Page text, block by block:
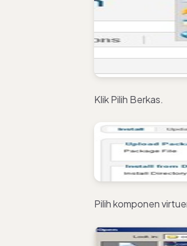
Klik Pilih Berkas.
Pilih komponen